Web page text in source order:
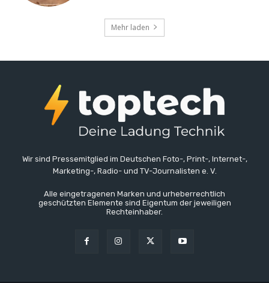
Mehr laden
Wir sind Pressemitglied im Deutschen Foto-, Print-, Internet-,
Marketing-, Radio- und TV-Journalisten e. V.
Alle eingetragenen Marken und urheberrechtlich
geschützten Elemente sind Eigentum der jeweiligen
Rechteinhaber.